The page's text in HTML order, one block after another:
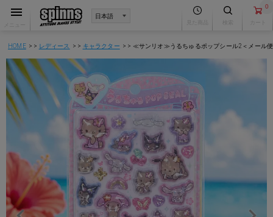
0
HOME レディース キャラクター ≪サンリオ≫うるちゅるポップシール2＜メール